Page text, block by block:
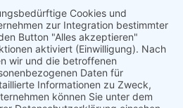
040 / 21 04 04 04-04
glinde@topf-online.de
Öffnungszeiten und mehr